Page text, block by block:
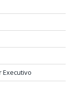
Executivo